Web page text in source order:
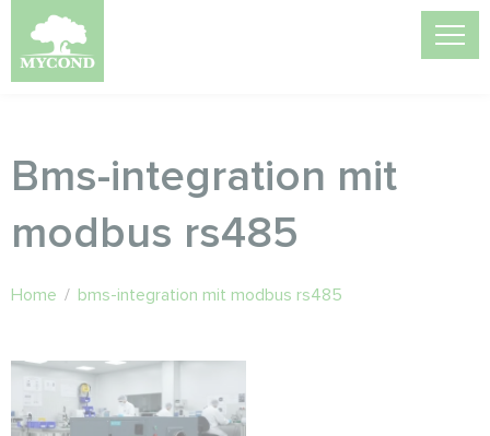
Bms-integration mit
modbus rs485
Home / bms-integration mit modbus rs485